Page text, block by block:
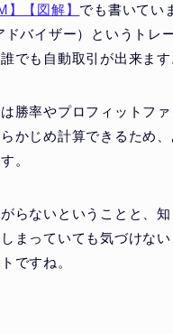
【図解】 でも書いてい
ドバイザー）というトレ
でも自動取引が出来ます
勝率やプロフィットファ
らかじめ計算できるため
。
らないということと、知
まっていても気づけな
ですね。